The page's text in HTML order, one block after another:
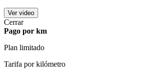
Ver video
Cerrar
Pago por km
Plan limitado
Tarifa por kilómetro